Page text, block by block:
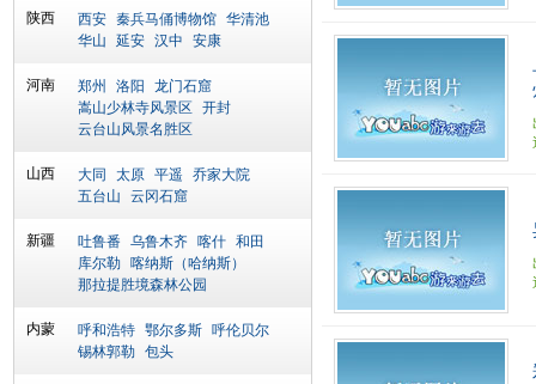
陕西 西安 秦兵马俑博物馆 华清池
华山
延安 汉中 安康
河南 郑州 洛阳
龙门石窟
嵩山少林寺风景区
开封
云台山风景名胜区
山西 大同 太原 平遥
乔家大院
五台山
云冈石窟
新疆 吐鲁番 乌鲁木齐 喀什 和田
库尔勒 喀纳斯（哈纳斯）
那拉提胜境森林公园
内蒙 呼和浩特 鄂尔多斯 呼伦贝尔
锡林郭勒 包头